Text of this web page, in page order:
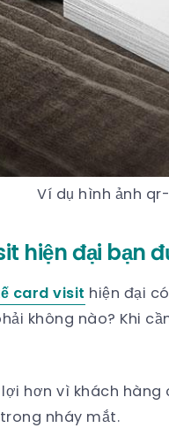
Ví dụ hình ảnh
hiện đại bạn
card visit hiện đại
không nào? Khi
hơn vì khách
nháy mắt.